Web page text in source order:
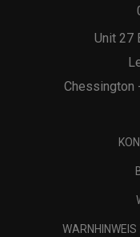
Unit 27
Chessington
WARNHINWEIS